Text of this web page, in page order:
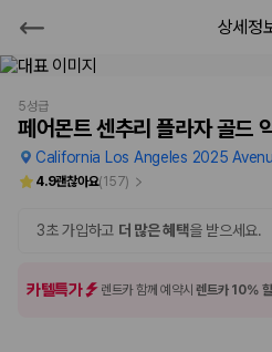
페어몬트 센추리 플
리언스
2000만 이용고객이 선택한 제주 렌트
상세정
5성급
페어몬트 센추리 플라자 골드
California Los Angeles 2025
4.9괜찮아요(157)
3초 가입하고 더 많은 혜택을 받으세요.
카텔특가 렌트카 함께 예약시렌트카 10%